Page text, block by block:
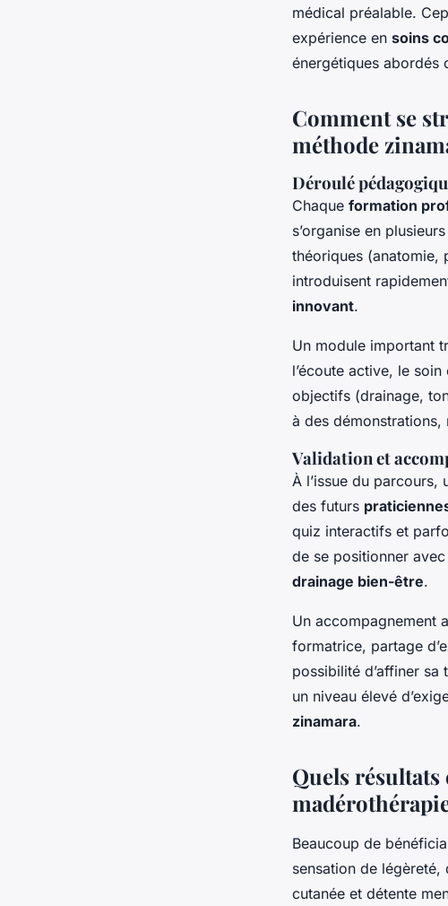
médical préalable.
expérience en soins
énergétiques abordés
Comment se
méthode
Déroulé
Chaque formation
s’organise en
théoriques (anatomie,
introduisent
innovant.
Un module important
l’écoute active, le
objectifs (drainage,
à des démonstrations,
Validation et
À l’issue du
des futurs
quiz interactifs et
de se positionner
drainage bien-être.
Un accompagnement
formatrice, partage
possibilité d’affiner
un niveau élevé
zinamara.
Quels résultats
Beaucoup de
sensation de
cutanée et détente